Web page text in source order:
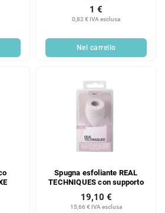
0,82 € IVA esclusa
1 €
Nel carrello
Spugna esfoliante REAL
TECHNIQUES con supporto
15,66 € IVA esclusa
19,10 €